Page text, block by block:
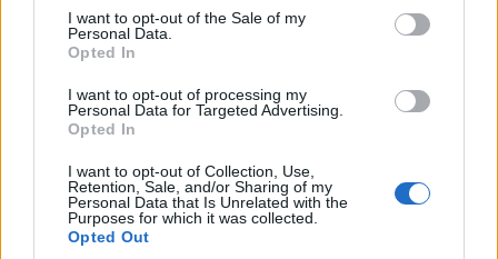
consent section.
I want to opt-out of the Sale of my
Personal Data.
Opted In
I want to opt-out of processing my
Personal Data for Targeted Advertising.
Opted In
I want to opt-out of Collection, Use,
Retention, Sale, and/or Sharing of my
Personal Data that Is Unrelated with the
Purposes for which it was collected.
Opted Out
ΕΛΛΑΔΑ
Καιρός: Τοπικά στους 38°C η θερμοκρασία –